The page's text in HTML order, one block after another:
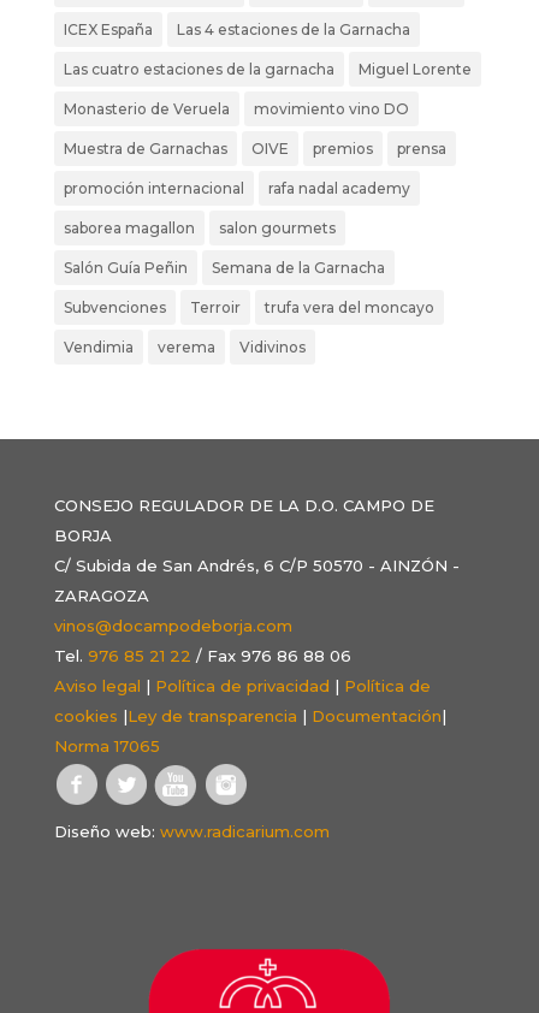
ICEX España Las 4 estaciones de la Garnacha
Las cuatro estaciones de la garnacha Miguel Lorente
Monasterio de Veruela movimiento vino DO
Muestra de Garnachas OIVE premios prensa
promoción internacional rafa nadal academy
saborea magallon salon gourmets
Salón Guía Peñin Semana de la Garnacha
Subvenciones Terroir trufa vera del moncayo
Vendimia verema Vidivinos
CONSEJO REGULADOR DE LA D.O. CAMPO DE
BORJA
C/ Subida de San Andrés, 6 C/P 50570 - AINZÓN -
ZARAGOZA
vinos@docampodeborja.com
Tel. 976 85 21 22 / Fax 976 86 88 06
Aviso legal | Política de privacidad | Política de
cookies |Ley de transparencia | Documentación|
Norma 17065
Diseño web: www.radicarium.com